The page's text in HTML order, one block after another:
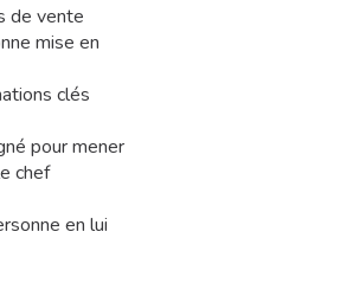
de vente
mise en
clés
pour mener
chef
en lui